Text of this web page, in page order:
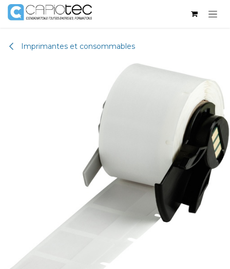
Se rendre au contenu
Imprimantes et consommables